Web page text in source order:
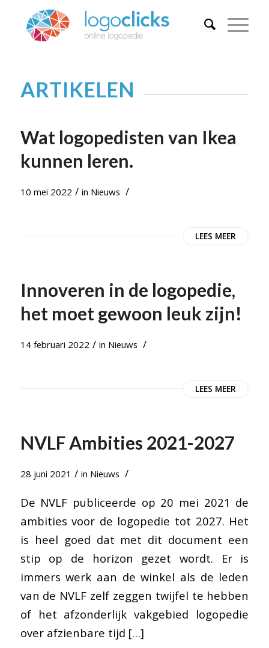
ARTIKELEN
Wat logopedisten van Ikea
kunnen leren.
10 mei 2022 / in Nieuws /
LEES MEER
Innoveren in de logopedie,
het moet gewoon leuk zijn!
14 februari 2022 / in Nieuws /
LEES MEER
NVLF Ambities 2021-2027
28 juni 2021 / in Nieuws /
De NVLF publiceerde op 20 mei 2021 de
ambities voor de logopedie tot 2027. Het
is heel goed dat met dit document een
stip op de horizon gezet wordt. Er is
immers werk aan de winkel als de leden
van de NVLF zelf zeggen twijfel te hebben
of het afzonderlijk vakgebied logopedie
over afzienbare tijd […]